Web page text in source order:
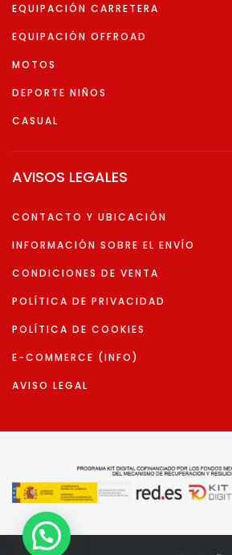
EQUIPACIÓN CARRETERA
EQUIPACIÓN OFFROAD
MOTOS
DEPORTE NIÑOS
CASUAL
AVISOS LEGALES
CONTACTO Y UBICACIÓN
INFORMACIÓN SOBRE EL ENVÍO
CONDICIONES DE VENTA
POLÍTICA DE PRIVACIDAD
POLÍTICA DE COOKIES
E-COMMERCE (INFO)
AVISO LEGAL